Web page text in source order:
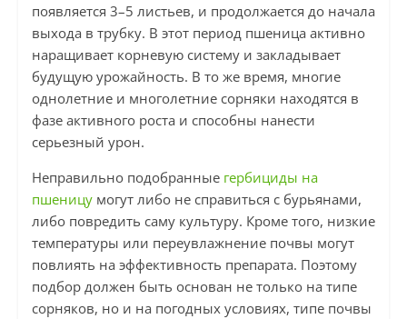
появляется 3–5 листьев, и продолжается до начала
выхода в трубку. В этот период пшеница активно
наращивает корневую систему и закладывает
будущую урожайность. В то же время, многие
однолетние и многолетние сорняки находятся в
фазе активного роста и способны нанести
серьезный урон.
Неправильно подобранные гербициды на
пшеницумогут либо не справиться с бурьянами,
либо повредить саму культуру. Кроме того, низкие
температуры или переувлажнение почвы могут
повлиять на эффективность препарата. Поэтому
подбор должен быть основан не только на типе
сорняков, но и на погодных условиях, типе почвы